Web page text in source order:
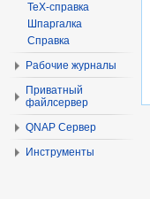
TeX-справка
Шпаргалка
Справка
Рабочие журналы
Приватный
файлсервер
QNAP Сервер
Инструменты